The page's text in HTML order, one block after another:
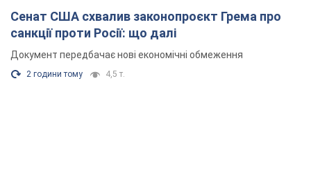
Сенат США схвалив законопроєкт Грема про
санкції проти Росії: що далі
Документ передбачає нові економічні обмеження
2 години тому 4,5 т.